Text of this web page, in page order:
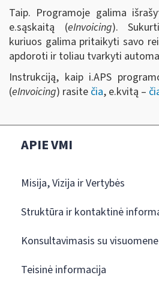
Taip. Programoje galima
e.sąskaitą (eInvoicing).
kuriuos galima pritaikyti savo
apdoroti ir toliau tvarkyti
Instrukciją, kaip i.APS
(eInvoicing) rasite čia, e.kvitą –
APIE VMI
Misija, Vizija ir Vertybės
Struktūra ir kontaktinė
Konsultavimasis su visuomene
Teisinė informacija